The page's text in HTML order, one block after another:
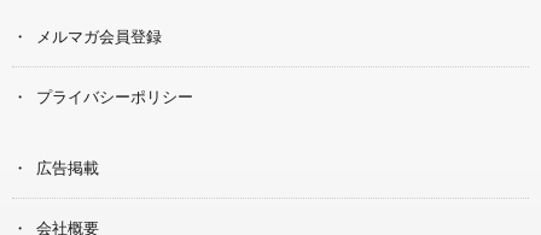
メルマガ会員登録
プライバシーポリシー
広告掲載
会社概要